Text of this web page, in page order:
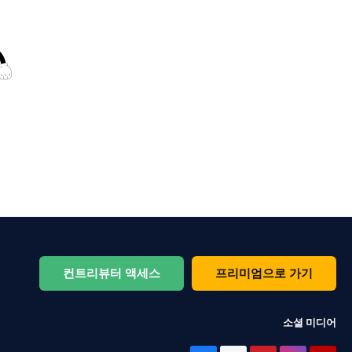
컨트리뷰터 액세스 프리미엄으로 가기
소셜 미디어